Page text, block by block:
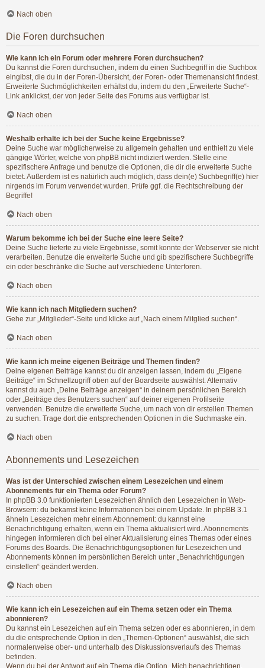
Nach oben
Die Foren durchsuchen
Wie kann ich ein Forum oder mehrere Foren durchsuchen?
Du kannst die Foren durchsuchen, indem du einen Suchbegriff in die Suchbox
eingibst, die du in der Foren-Übersicht, der Foren- oder Themenansicht findest.
Erweiterte Suchmöglichkeiten erhältst du, indem du den „Erweiterte Suche“-
Link anklickst, der von jeder Seite des Forums aus verfügbar ist.
Nach oben
Weshalb erhalte ich bei der Suche keine Ergebnisse?
Deine Suche war möglicherweise zu allgemein gehalten und enthielt zu viele
gängige Wörter, welche von phpBB nicht indiziert werden. Stelle eine
spezifischere Anfrage und benutze die Optionen, die dir die erweiterte Suche
bietet. Außerdem ist es natürlich auch möglich, dass dein(e) Suchbegriff(e) hier
nirgends im Forum verwendet wurden. Prüfe ggf. die Rechtschreibung der
Begriffe!
Nach oben
Warum bekomme ich bei der Suche eine leere Seite?
Deine Suche lieferte zu viele Ergebnisse, somit konnte der Webserver sie nicht
verarbeiten. Benutze die erweiterte Suche und gib spezifischere Suchbegriffe
ein oder beschränke die Suche auf verschiedene Unterforen.
Nach oben
Wie kann ich nach Mitgliedern suchen?
Gehe zur „Mitglieder“-Seite und klicke auf „Nach einem Mitglied suchen“.
Nach oben
Wie kann ich meine eigenen Beiträge und Themen finden?
Deine eigenen Beiträge kannst du dir anzeigen lassen, indem du „Eigene
Beiträge“ im Schnellzugriff oben auf der Boardseite auswählst. Alternativ
kannst du auch „Deine Beiträge anzeigen“ in deinem persönlichen Bereich
oder „Beiträge des Benutzers suchen“ auf deiner eigenen Profilseite
verwenden. Benutze die erweiterte Suche, um nach von dir erstellen Themen
zu suchen. Trage dort die entsprechenden Optionen in die Suchmaske ein.
Nach oben
Abonnements und Lesezeichen
Was ist der Unterschied zwischen einem Lesezeichen und einem
Abonnements für ein Thema oder Forum?
In phpBB 3.0 funktionierten Lesezeichen ähnlich den Lesezeichen in Web-
Browsern: du bekamst keine Informationen bei einem Update. In phpBB 3.1
ähneln Lesezeichen mehr einem Abonnement: du kannst eine
Benachrichtigung erhalten, wenn ein Thema aktualisiert wird. Abonnements
hingegen informieren dich bei einer Aktualisierung eines Themas oder eines
Forums des Boards. Die Benachrichtigungsoptionen für Lesezeichen und
Abonnements können im persönlichen Bereich unter „Benachrichtigungen
einstellen“ geändert werden.
Nach oben
Wie kann ich ein Lesezeichen auf ein Thema setzen oder ein Thema
abonnieren?
Du kannst ein Lesezeichen auf ein Thema setzen oder es abonnieren, in dem
du die entsprechende Option in den „Themen-Optionen“ auswählst, die sich
normalerweise ober- und unterhalb des Diskussionsverlaufs des Themas
befinden.
Wenn du bei der Antwort auf ein Thema die Option „Mich benachrichtigen,